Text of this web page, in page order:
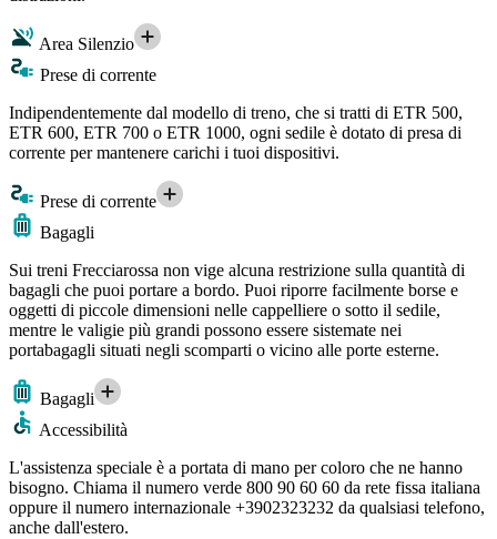
Area Silenzio
Prese di corrente
Indipendentemente dal modello di treno, che si tratti di ETR 500,
ETR 600, ETR 700 o ETR 1000, ogni sedile è dotato di presa di
corrente per mantenere carichi i tuoi dispositivi.
Prese di corrente
Bagagli
Sui treni Frecciarossa non vige alcuna restrizione sulla quantità di
bagagli che puoi portare a bordo. Puoi riporre facilmente borse e
oggetti di piccole dimensioni nelle cappelliere o sotto il sedile,
mentre le valigie più grandi possono essere sistemate nei
portabagagli situati negli scomparti o vicino alle porte esterne.
Bagagli
Accessibilità
L'assistenza speciale è a portata di mano per coloro che ne hanno
bisogno. Chiama il numero verde 800 90 60 60 da rete fissa italiana
oppure il numero internazionale +3902323232 da qualsiasi telefono,
anche dall'estero.